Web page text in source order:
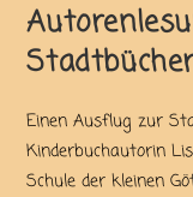
Einen Ausflug zur
Kinderbuchautorin
Schule der kleinen